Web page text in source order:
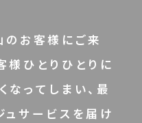
のお客様にご来
様ひとりひとりに
ってしまい、最
ュサービスを届け